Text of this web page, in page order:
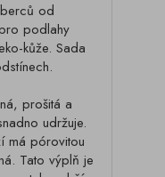
od
podlahy
kůže. Sada
prošitá a
udržuje.
má pórovitou
Tato výplň je